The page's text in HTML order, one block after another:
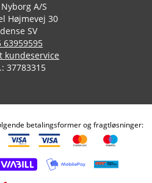
A/S
Højmevej 30
SV
63959595
kundeservice
37783315
betalingsformer og fragtløsninger: